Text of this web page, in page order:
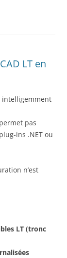
LT en
intelligemment
pas
ins .NET ou
n’est
LT (tronc